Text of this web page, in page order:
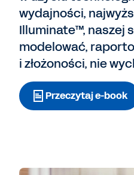
wydajności,
Illuminate™, naszej
modelować,
i złożoności, nie
Przeczytaj e-book